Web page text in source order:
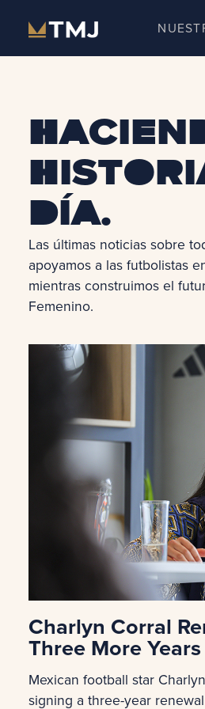
día.
Las últimas noticias sobre
apoyamos a las futbolistas
mientras construimos el
Femenino.
Charlyn Corral
Three More Years
Mexican football star
signing a three-year